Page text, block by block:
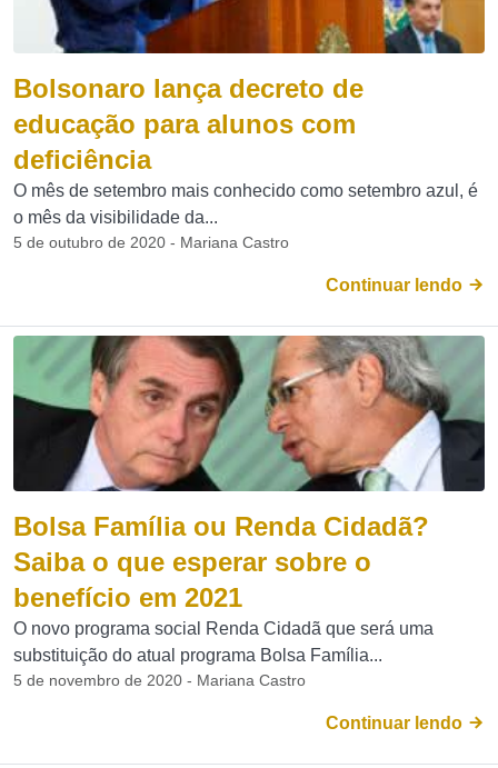
Bolsonaro lança decreto de
educação para alunos com
deficiência
O mês de setembro mais conhecido como setembro azul, é
o mês da visibilidade da...
5 de outubro de 2020 - Mariana Castro
Continuar lendo
Bolsa Família ou Renda Cidadã?
Saiba o que esperar sobre o
benefício em 2021
O novo programa social Renda Cidadã que será uma
substituição do atual programa Bolsa Família...
5 de novembro de 2020 - Mariana Castro
Continuar lendo